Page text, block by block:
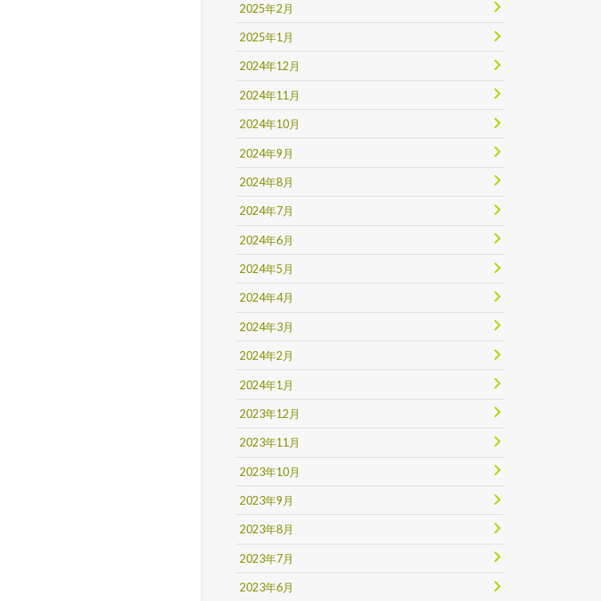
2025年2月
2025年1月
2024年12月
2024年11月
2024年10月
2024年9月
2024年8月
2024年7月
2024年6月
2024年5月
2024年4月
2024年3月
2024年2月
2024年1月
2023年12月
2023年11月
2023年10月
2023年9月
2023年8月
2023年7月
2023年6月